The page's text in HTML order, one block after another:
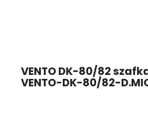
VENTO DK-80/82
VENTO-DK-80/82-